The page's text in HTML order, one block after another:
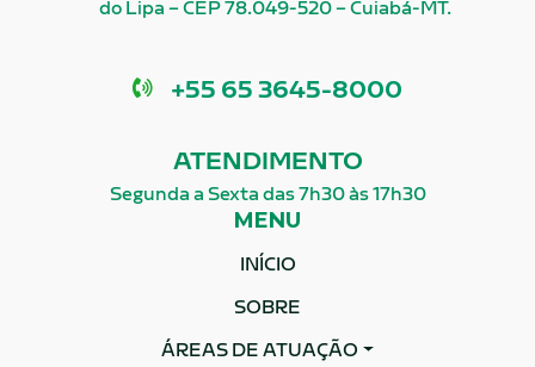
do Lipa – CEP 78.049-520 – Cuiabá-MT.
Telefone
+55 65 3645-8000
ATENDIMENTO
Segunda a Sexta das 7h30 às 17h30
MENU
INÍCIO
SOBRE
ÁREAS DE ATUAÇÃO